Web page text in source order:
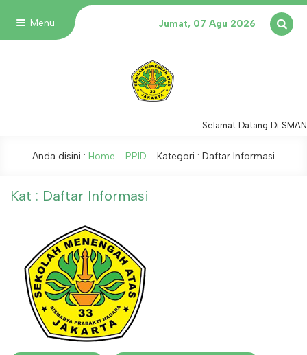
Menu Jumat, 07 Agu 2026
Selamat Datang Di
Anda disini : Home - PPID - Kategori : Daftar Informasi
Kat : Daftar Informasi